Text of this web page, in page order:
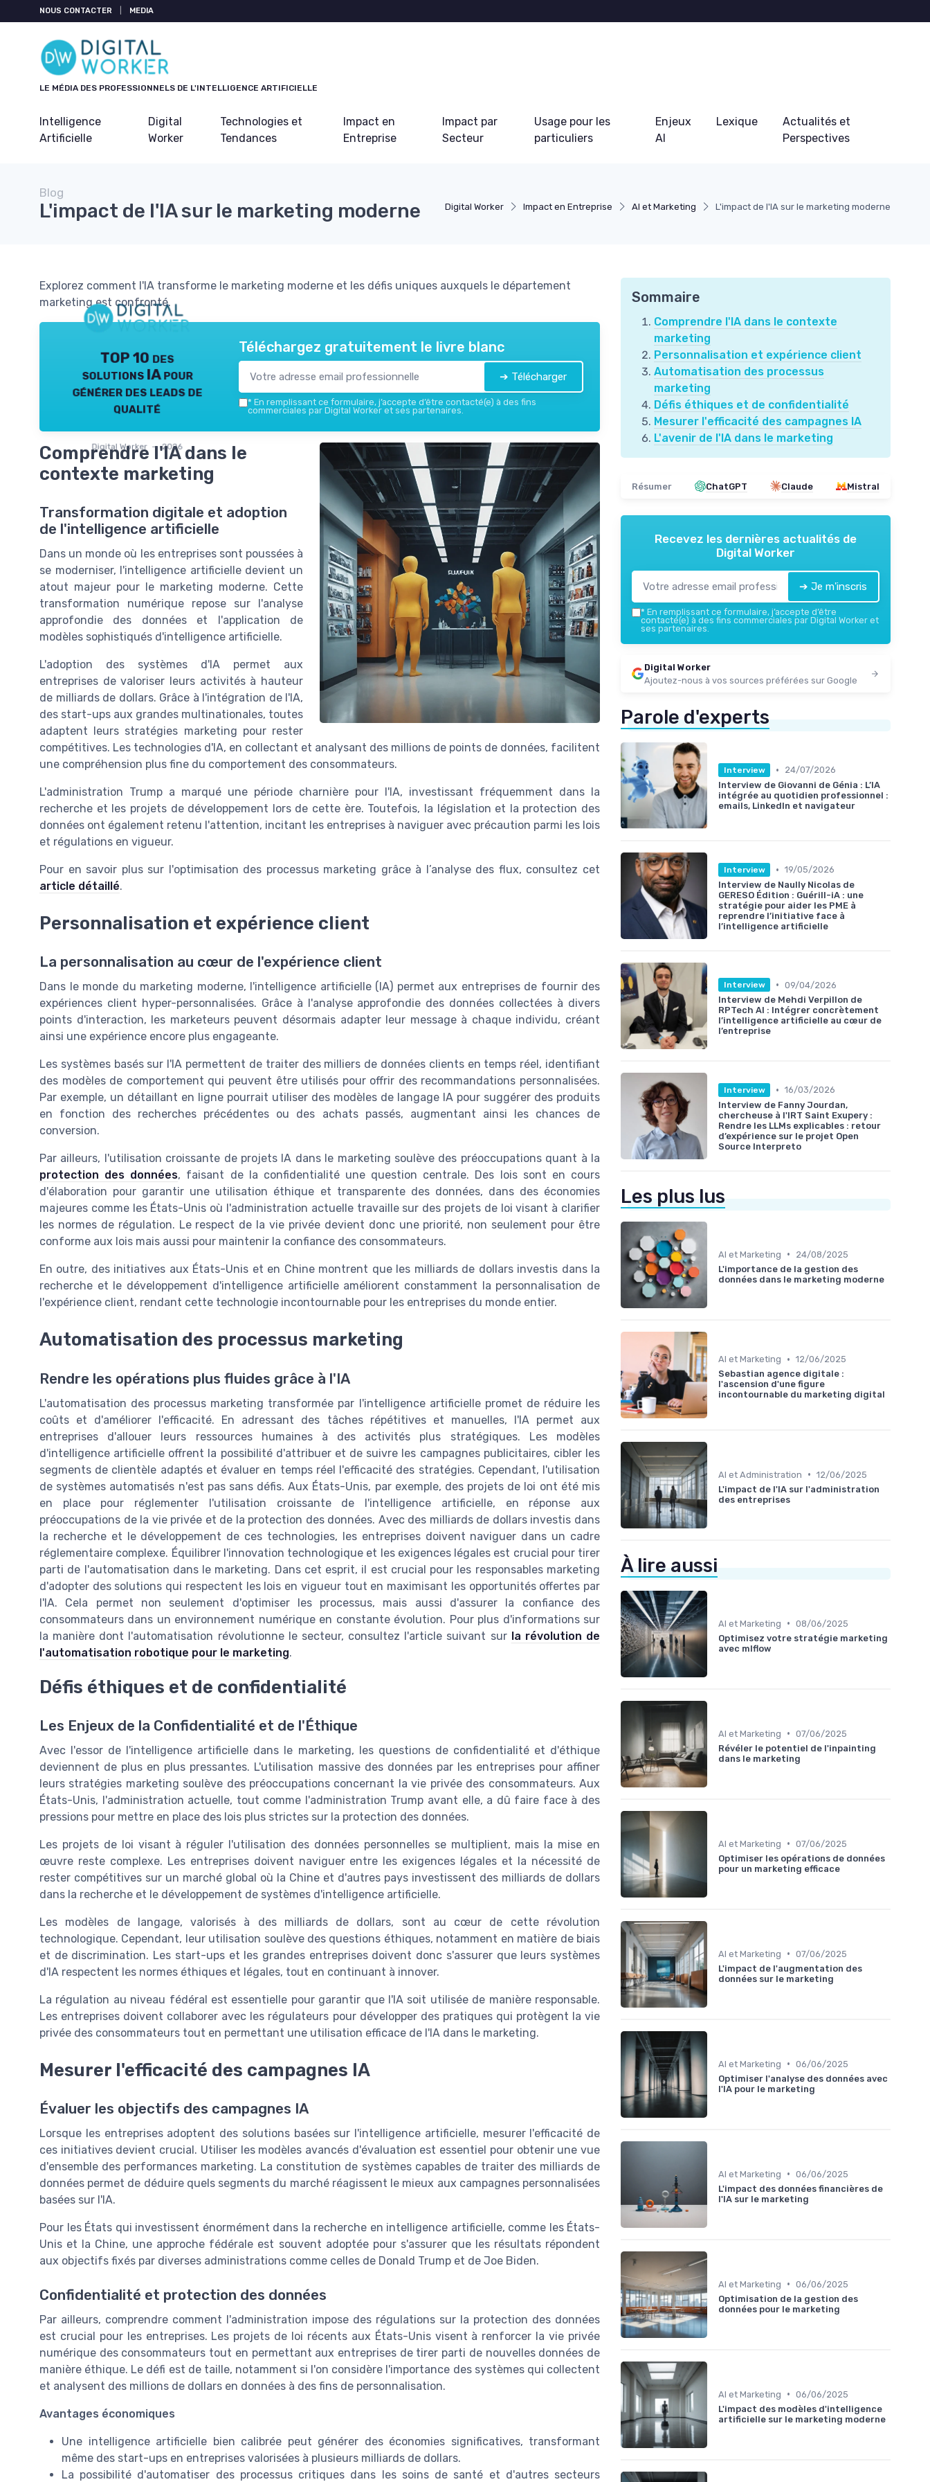
NOUS CONTACTER MEDIA
LE MÉDIA DES PROFESSIONNELS DE L'INTELLIGENCE ARTIFICIELLE
Intelligence
Artificielle
Digital
Worker
Technologies et
Tendances
Impact en
Entreprise
Impact par
Secteur
Usage pour les
particuliers
Enjeux
AI
Lexique
Actualités et
Perspectives
Digital Worker Impact en Entreprise AI et Marketing L'impact de l'IA sur le marketing moderne
Blog
L'impact de l'IA sur le marketing moderne
Explorez comment l'IA transforme le marketing moderne et les défis uniques auxquels le département
marketing est confronté.
TOP 10 des
solutions IA pour
générer des leads de
qualité
Digital Worker — 2026
Téléchargez gratuitement le livre blanc
➔ Télécharger
* En remplissant ce formulaire, j’accepte d’être contacté(e) à des fins
commerciales par Digital Worker et ses partenaires.
Comprendre l'IA dans le
contexte marketing
Transformation digitale et adoption
de l'intelligence artificielle
Dans un monde où les entreprises sont poussées à
se moderniser, l'intelligence artificielle devient un
atout majeur pour le marketing moderne. Cette
transformation numérique repose sur l'analyse
approfondie des données et l'application de
modèles sophistiqués d'intelligence artificielle.
L'adoption des systèmes d'IA permet aux
entreprises de valoriser leurs activités à hauteur
de milliards de dollars. Grâce à l'intégration de l'IA,
des start-ups aux grandes multinationales, toutes
adaptent leurs stratégies marketing pour rester
compétitives. Les technologies d'IA, en collectant et analysant des millions de points de données, facilitent
une compréhension plus fine du comportement des consommateurs.
L'administration Trump a marqué une période charnière pour l'IA, investissant fréquemment dans la
recherche et les projets de développement lors de cette ère. Toutefois, la législation et la protection des
données ont également retenu l'attention, incitant les entreprises à naviguer avec précaution parmi les lois
et régulations en vigueur.
Pour en savoir plus sur l'optimisation des processus marketing grâce à l’analyse des flux, consultez cet
article détaillé.
Personnalisation et expérience client
La personnalisation au cœur de l'expérience client
Dans le monde du marketing moderne, l'intelligence artificielle (IA) permet aux entreprises de fournir des
expériences client hyper-personnalisées. Grâce à l'analyse approfondie des données collectées à divers
points d'interaction, les marketeurs peuvent désormais adapter leur message à chaque individu, créant
ainsi une expérience encore plus engageante.
Les systèmes basés sur l'IA permettent de traiter des milliers de données clients en temps réel, identifiant
des modèles de comportement qui peuvent être utilisés pour offrir des recommandations personnalisées.
Par exemple, un détaillant en ligne pourrait utiliser des modèles de langage IA pour suggérer des produits
en fonction des recherches précédentes ou des achats passés, augmentant ainsi les chances de
conversion.
Par ailleurs, l'utilisation croissante de projets IA dans le marketing soulève des préoccupations quant à la
protection des données, faisant de la confidentialité une question centrale. Des lois sont en cours
d'élaboration pour garantir une utilisation éthique et transparente des données, dans des économies
majeures comme les États-Unis où l'administration actuelle travaille sur des projets de loi visant à clarifier
les normes de régulation. Le respect de la vie privée devient donc une priorité, non seulement pour être
conforme aux lois mais aussi pour maintenir la confiance des consommateurs.
En outre, des initiatives aux États-Unis et en Chine montrent que les milliards de dollars investis dans la
recherche et le développement d'intelligence artificielle améliorent constamment la personnalisation de
l'expérience client, rendant cette technologie incontournable pour les entreprises du monde entier.
Automatisation des processus marketing
Rendre les opérations plus fluides grâce à l'IA
L'automatisation des processus marketing transformée par l'intelligence artificielle promet de réduire les
coûts et d'améliorer l'efficacité. En adressant des tâches répétitives et manuelles, l'IA permet aux
entreprises d'allouer leurs ressources humaines à des activités plus stratégiques. Les modèles
d'intelligence artificielle offrent la possibilité d'attribuer et de suivre les campagnes publicitaires, cibler les
segments de clientèle adaptés et évaluer en temps réel l'efficacité des stratégies. Cependant, l'utilisation
de systèmes automatisés n'est pas sans défis. Aux États-Unis, par exemple, des projets de loi ont été mis
en place pour réglementer l'utilisation croissante de l'intelligence artificielle, en réponse aux
préoccupations de la vie privée et de la protection des données. Avec des milliards de dollars investis dans
la recherche et le développement de ces technologies, les entreprises doivent naviguer dans un cadre
réglementaire complexe. Équilibrer l'innovation technologique et les exigences légales est crucial pour tirer
parti de l'automatisation dans le marketing. Dans cet esprit, il est crucial pour les responsables marketing
d'adopter des solutions qui respectent les lois en vigueur tout en maximisant les opportunités offertes par
l'IA. Cela permet non seulement d'optimiser les processus, mais aussi d'assurer la confiance des
consommateurs dans un environnement numérique en constante évolution. Pour plus d'informations sur
la manière dont l'automatisation révolutionne le secteur, consultez l'article suivant sur la révolution de
l'automatisation robotique pour le marketing.
Défis éthiques et de confidentialité
Les Enjeux de la Confidentialité et de l'Éthique
Avec l'essor de l'intelligence artificielle dans le marketing, les questions de confidentialité et d'éthique
deviennent de plus en plus pressantes. L'utilisation massive des données par les entreprises pour affiner
leurs stratégies marketing soulève des préoccupations concernant la vie privée des consommateurs. Aux
États-Unis, l'administration actuelle, tout comme l'administration Trump avant elle, a dû faire face à des
pressions pour mettre en place des lois plus strictes sur la protection des données.
Les projets de loi visant à réguler l'utilisation des données personnelles se multiplient, mais la mise en
œuvre reste complexe. Les entreprises doivent naviguer entre les exigences légales et la nécessité de
rester compétitives sur un marché global où la Chine et d'autres pays investissent des milliards de dollars
dans la recherche et le développement de systèmes d'intelligence artificielle.
Les modèles de langage, valorisés à des milliards de dollars, sont au cœur de cette révolution
technologique. Cependant, leur utilisation soulève des questions éthiques, notamment en matière de biais
et de discrimination. Les start-ups et les grandes entreprises doivent donc s'assurer que leurs systèmes
d'IA respectent les normes éthiques et légales, tout en continuant à innover.
La régulation au niveau fédéral est essentielle pour garantir que l'IA soit utilisée de manière responsable.
Les entreprises doivent collaborer avec les régulateurs pour développer des pratiques qui protègent la vie
privée des consommateurs tout en permettant une utilisation efficace de l'IA dans le marketing.
Mesurer l'efficacité des campagnes IA
Évaluer les objectifs des campagnes IA
Lorsque les entreprises adoptent des solutions basées sur l'intelligence artificielle, mesurer l'efficacité de
ces initiatives devient crucial. Utiliser les modèles avancés d'évaluation est essentiel pour obtenir une vue
d'ensemble des performances marketing. La constitution de systèmes capables de traiter des milliards de
données permet de déduire quels segments du marché réagissent le mieux aux campagnes personnalisées
basées sur l'IA.
Pour les États qui investissent énormément dans la recherche en intelligence artificielle, comme les États-
Unis et la Chine, une approche fédérale est souvent adoptée pour s'assurer que les résultats répondent
aux objectifs fixés par diverses administrations comme celles de Donald Trump et de Joe Biden.
Confidentialité et protection des données
Par ailleurs, comprendre comment l'administration impose des régulations sur la protection des données
est crucial pour les entreprises. Les projets de loi récents aux États-Unis visent à renforcer la vie privée
numérique des consommateurs tout en permettant aux entreprises de tirer parti de nouvelles données de
manière éthique. Le défi est de taille, notamment si l'on considère l'importance des systèmes qui collectent
et analysent des millions de dollars en données à des fins de personnalisation.
Avantages économiques
Une intelligence artificielle bien calibrée peut générer des économies significatives, transformant
même des start-ups en entreprises valorisées à plusieurs milliards de dollars.
La possibilité d'automatiser des processus critiques dans les soins de santé et d'autres secteurs
Sommaire
Comprendre l'IA dans le contexte
marketing
Personnalisation et expérience client
Automatisation des processus
marketing
Défis éthiques et de confidentialité
Mesurer l'efficacité des campagnes IA
L'avenir de l'IA dans le marketing
Résumer ChatGPT Claude Mistral
Recevez les dernières actualités de
Digital Worker
➔ Je m'inscris
* En remplissant ce formulaire, j’accepte d’être
contacté(e) à des fins commerciales par Digital Worker et
ses partenaires.
Digital Worker
Ajoutez-nous à vos sources préférées sur Google
Parole d'experts
Interview •
24/07/2026
Interview de Giovanni de Génia : L’IA
intégrée au quotidien professionnel :
emails, LinkedIn et navigateur
Interview • 19/05/2026
Interview de Naully Nicolas de
GERESO Édition : Guérill-iA : une
stratégie pour aider les PME à
reprendre l’initiative face à
l’intelligence artificielle
Interview • 09/04/2026
Interview de Mehdi Verpillon de
RPTech AI : Intégrer concrètement
l’intelligence artificielle au cœur de
l’entreprise
Interview • 16/03/2026
Interview de Fanny Jourdan,
chercheuse à l'IRT Saint Exupery :
Rendre les LLMs explicables : retour
d’expérience sur le projet Open
Source Interpreto
Les plus lus
AI et Marketing •
24/08/2025
L'importance de la gestion des
données dans le marketing moderne
AI et Marketing • 12/06/2025
Sebastian agence digitale :
l'ascension d'une figure
incontournable du marketing digital
AI et Administration • 12/06/2025
L'impact de l'IA sur l'administration
des entreprises
À lire aussi
AI et Marketing • 08/06/2025
Optimisez votre stratégie marketing
avec mlflow
AI et Marketing • 07/06/2025
Révéler le potentiel de l'inpainting
dans le marketing
AI et Marketing • 07/06/2025
Optimiser les opérations de données
pour un marketing efficace
AI et Marketing • 07/06/2025
L'impact de l'augmentation des
données sur le marketing
AI et Marketing • 06/06/2025
Optimiser l'analyse des données avec
l'IA pour le marketing
AI et Marketing • 06/06/2025
L'impact des données financières de
l'IA sur le marketing
AI et Marketing • 06/06/2025
Optimisation de la gestion des
données pour le marketing
AI et Marketing • 06/06/2025
L'impact des modèles d'intelligence
artificielle sur le marketing moderne
Panneau de gestion des cookies